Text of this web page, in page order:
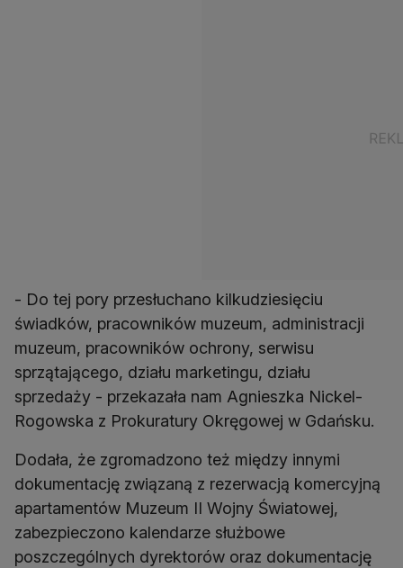
- Do tej pory przesłuchano kilkudziesięciu
świadków, pracowników muzeum, administracji
muzeum, pracowników ochrony, serwisu
sprzątającego, działu marketingu, działu
sprzedaży - przekazała nam Agnieszka Nickel-
Rogowska z Prokuratury Okręgowej w Gdańsku.
Dodała, że zgromadzono też między innymi
dokumentację związaną z rezerwacją komercyjną
apartamentów Muzeum II Wojny Światowej,
zabezpieczono kalendarze służbowe
poszczególnych dyrektorów oraz dokumentację